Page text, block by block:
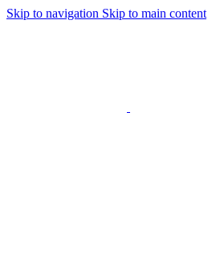
Skip to navigation Skip to main content